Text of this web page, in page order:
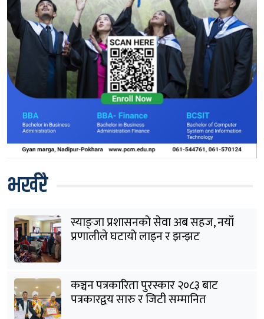
भर्खरै
स्याङ्जा प्रशासनको सेवा अब सहज, नयाँ
प्रणालीले घटायो लाइन र झन्झट
कञ्चन पत्रकारिता पुरस्कार २०८३ बाट
पत्रकारद्वय सारु र जिटी सम्मानित